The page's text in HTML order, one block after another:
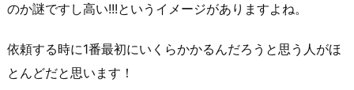
のか謎ですし高い!!!というイメージがありますよね。
依頼する時に1番最初にいくらかかるんだろうと思う人がほ
とんどだと思います！